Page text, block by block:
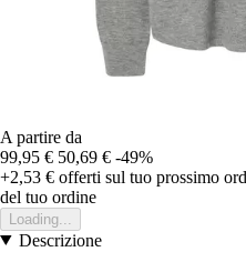
A partire da
99,95 € 50,69 € -49%
+2,53 € offerti sul tuo prossimo
del tuo ordine
Loading...
Descrizione